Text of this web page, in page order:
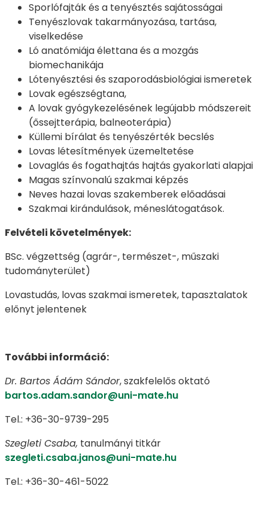
Sporlófajták és a tenyésztés sajátosságai
Tenyészlovak takarmányozása, tartása,
viselkedése
Ló anatómiája élettana és a mozgás
biomechanikája
Lótenyésztési és szaporodásbiológiai ismeretek
Lovak egészségtana,
A lovak gyógykezelésének legújabb módszereit
(őssejtterápia, balneoterápia)
Küllemi bírálat és tenyészérték becslés
Lovas létesítmények üzemeltetése
Lovaglás és fogathajtás hajtás gyakorlati alapjai
Magas színvonalú szakmai képzés
Neves hazai lovas szakemberek előadásai
Szakmai kirándulások, méneslátogatások.
Felvételi követelmények:
BSc. végzettség (agrár-, természet-, műszaki
tudományterület)
Lovastudás, lovas szakmai ismeretek, tapasztalatok
előnyt jelentenek
További információ:
Dr. Bartos Ádám Sándor, szakfelelős oktató
bartos.adam.sandor@uni-mate.hu
Tel.: +36-30-9739-295
Szegleti Csaba, tanulmányi titkár
szegleti.csaba.janos@uni-mate.hu
Tel.: +36-30-461-5022